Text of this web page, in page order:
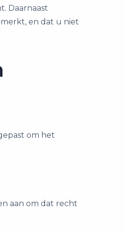
Daarnaast
en dat u niet
om het
aan om dat recht